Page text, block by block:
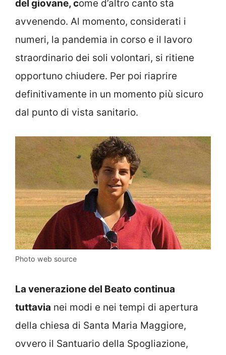
del giovane, come d’altro canto sta
avvenendo. Al momento, considerati i
numeri, la pandemia in corso e il lavoro
straordinario dei soli volontari, si ritiene
opportuno chiudere. Per poi riaprire
definitivamente in un momento più sicuro
dal punto di vista sanitario.
Photo web source
La venerazione del Beato continua
tuttavia nei modi e nei tempi di apertura
della chiesa di Santa Maria Maggiore,
ovvero il Santuario della Spogliazione,